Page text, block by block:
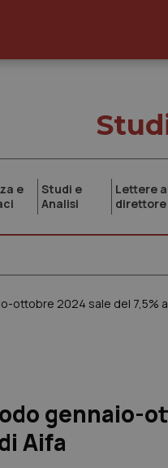
e
Studi e
Analisi
Lettere
direttore
ottobre 2024 sale del 7,5%
gennaio-
Aifa